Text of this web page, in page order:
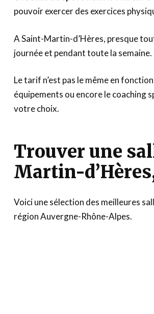
pouvoir exercer des exercices
A Saint-Martin-d’Hères, presque
journée et pendant toute la semaine.
Le tarif n’est pas le même en
équipements ou encore le coaching
votre choix.
Trouver une
Martin-
Voici une sélection des meilleures
région Auvergne-Rhône-Alpes.